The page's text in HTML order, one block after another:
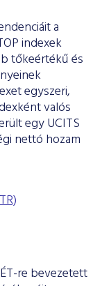
a
indexek
tőkeértékű és
egyszeri,
valós
egy UCITS
nettó hozam
re bevezetett